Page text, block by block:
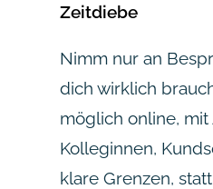
Zeitdiebe
Nimm nur an
dich wirklich
möglich online,
Kolleginnen,
klare Grenzen,